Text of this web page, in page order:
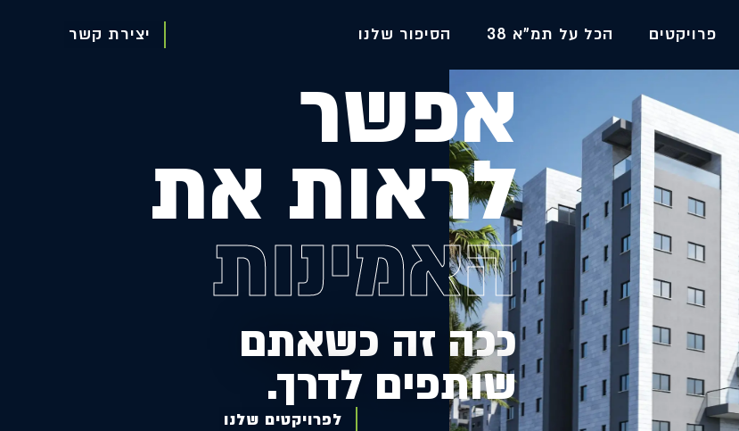
פרויקטים הכל על תמ"א 38 הסיפור שלנו
יצירת קשר
אפשר
לראות את
האמינות
ככה זה כשאתם
שותפים לדרך.
לפרויקטים שלנו